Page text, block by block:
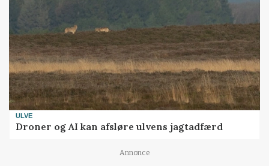
ULVE
Droner og AI kan afsløre ulvens jagtadfærd
Annonce